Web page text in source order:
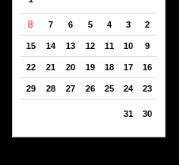
2
3
4
5
6
7
8
9
10
11
12
13
14
15
16
17
18
19
20
21
22
23
24
25
26
27
28
29
30
31